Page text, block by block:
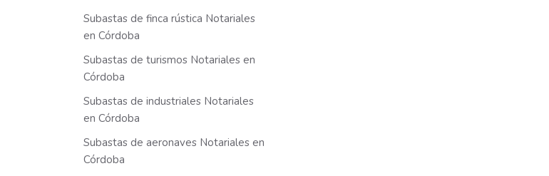
Subastas de finca rústica Notariales
en Córdoba
Subastas de turismos Notariales en
Córdoba
Subastas de industriales Notariales
en Córdoba
Subastas de aeronaves Notariales en
Córdoba